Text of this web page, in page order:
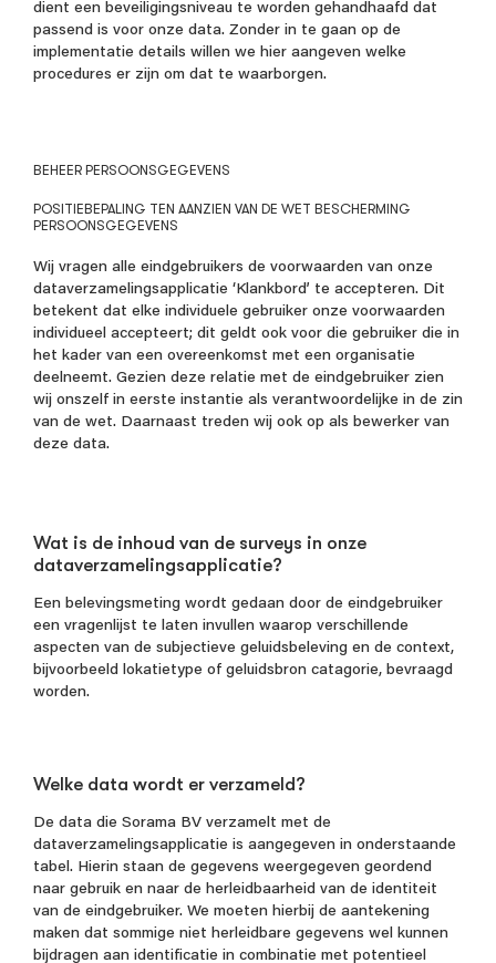
dient een beveiligingsniveau te worden gehandhaafd dat
passend is voor onze data. Zonder in te gaan op de
implementatie details willen we hier aangeven welke
procedures er zijn om dat te waarborgen.
BEHEER PERSOONSGEGEVENS
POSITIEBEPALING TEN AANZIEN VAN DE WET BESCHERMING
PERSOONSGEGEVENS
Wij vragen alle eindgebruikers de voorwaarden van onze
dataverzamelingsapplicatie ‘Klankbord’ te accepteren. Dit
betekent dat elke individuele gebruiker onze voorwaarden
individueel accepteert; dit geldt ook voor die gebruiker die in
het kader van een overeenkomst met een organisatie
deelneemt. Gezien deze relatie met de eindgebruiker zien
wij onszelf in eerste instantie als verantwoordelijke in de zin
van de wet. Daarnaast treden wij ook op als bewerker van
deze data.
Wat is de inhoud van de surveys in onze
dataverzamelingsapplicatie?
Een belevingsmeting wordt gedaan door de eindgebruiker
een vragenlijst te laten invullen waarop verschillende
aspecten van de subjectieve geluidsbeleving en de context,
bijvoorbeeld lokatietype of geluidsbron catagorie, bevraagd
worden.
Welke data wordt er verzameld?
De data die Sorama BV verzamelt met de
dataverzamelingsapplicatie is aangegeven in onderstaande
tabel. Hierin staan de gegevens weergegeven geordend
naar gebruik en naar de herleidbaarheid van de identiteit
van de eindgebruiker. We moeten hierbij de aantekening
maken dat sommige niet herleidbare gegevens wel kunnen
bijdragen aan identificatie in combinatie met potentieel